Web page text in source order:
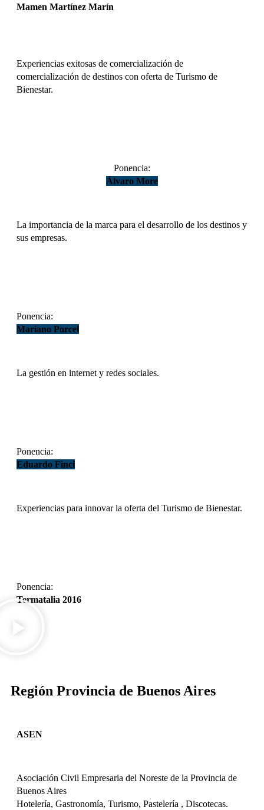
Mamen Martínez Marín
Experiencias exitosas de comercialización de
comercialización de destinos con oferta de Turismo de
Bienestar.
Ponencia:
Álvaro More
La importancia de la marca para el desarrollo de los destinos y
sus empresas.
Ponencia:
Mariano Porcel
La gestión en internet y redes sociales.
Ponencia:
Eduardo Finci
Experiencias para innovar la oferta del Turismo de Bienestar.
Ponencia:
Termatalia 2016
Región Provincia de Buenos Aires
ASEN
Asociación Civil Empresaria del Noreste de la Provincia de
Buenos Aires
Hotelería, Gastronomía, Turismo, Pastelería , Discotecas.